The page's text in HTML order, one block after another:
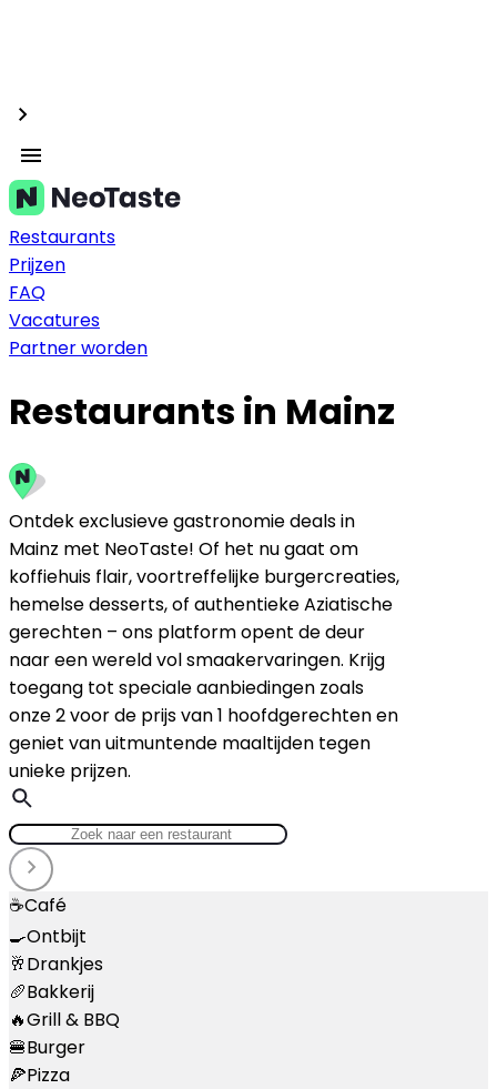
Restaurants
Prijzen
FAQ
Vacatures
Partner worden
Restaurants in Mainz
Ontdek exclusieve gastronomie deals in
Mainz met NeoTaste! Of het nu gaat om
koffiehuis flair, voortreffelijke burgercreaties,
hemelse desserts, of authentieke Aziatische
gerechten – ons platform opent de deur
naar een wereld vol smaakervaringen. Krijg
toegang tot speciale aanbiedingen zoals
onze 2 voor de prijs van 1 hoofdgerechten en
geniet van uitmuntende maaltijden tegen
unieke prijzen.
☕Café
🍳Ontbijt
🥂Drankjes
🥖Bakkerij
🔥Grill & BBQ
🍔Burger
🍕Pizza